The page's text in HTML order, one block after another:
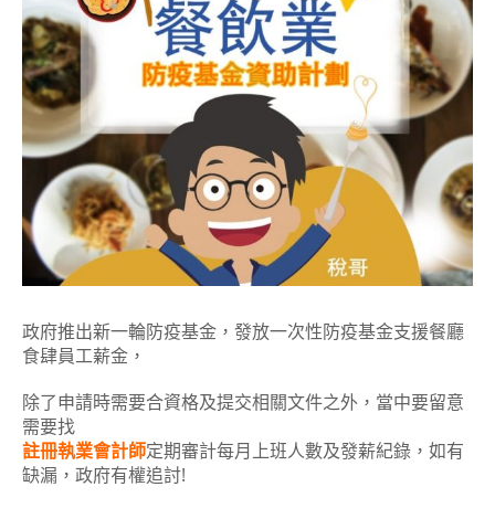
政府推出新一輪防疫基金，發放一次性防疫基金支援餐廳
食肆員工薪金，
除了申請時需要合資格及提交相關文件之外，當中要留意
需要找
註冊執業會計師定期審計每月上班人數及發薪紀錄，如有
缺漏，政府有權追討!